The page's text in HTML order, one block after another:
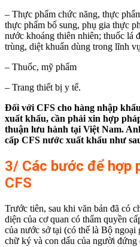
– Thực phẩm chức năng, thực
thực phẩm bổ sung, phụ gia thực
nước khoáng thiên nhiên; thuốc lá
trùng, diệt khuẩn dùng trong lĩnh
– Thuốc, mỹ phẩm
– Trang thiết bị y tế.
Đối với CFS cho hàng nhập
xuất khẩu, cần phải xin hợp
thuận lưu hành tại Việt Nam.
cấp CFS nước xuất khẩu như
3/ Các bước để hợp
CFS
Trước tiên, sau khi văn bản đã có
diện của cơ quan có thẩm quyền
của nước sở tại (có thể là Bộ ngoại
chữ ký và con dấu của người đứng